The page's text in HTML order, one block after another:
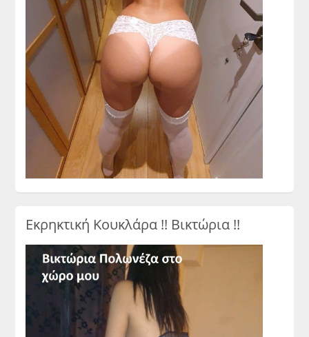
Εκρηκτική Κουκλάρα !! Βικτώρια !!